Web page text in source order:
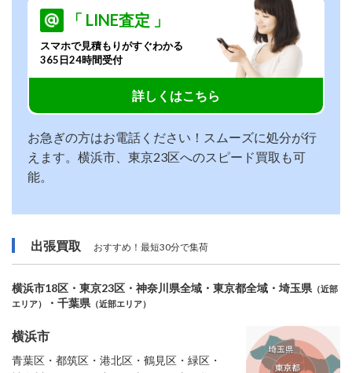
「 LINE査定 」
スマホで見積もりがすぐわかる
365日24時間受付
詳しくはこちら
お急ぎの方はお電話ください！スムーズに処分が行
えます。横浜市、東京23区へのスピード買取も可
能。
出張買取 おすすめ！最短30分で集荷
横浜市18区・東京23区・神奈川県全域・東京都全域・埼玉県 （近部
エリア）
・千葉県 （近部エリア）
横浜市
青葉区・都筑区・港北区・鶴見区・緑区・